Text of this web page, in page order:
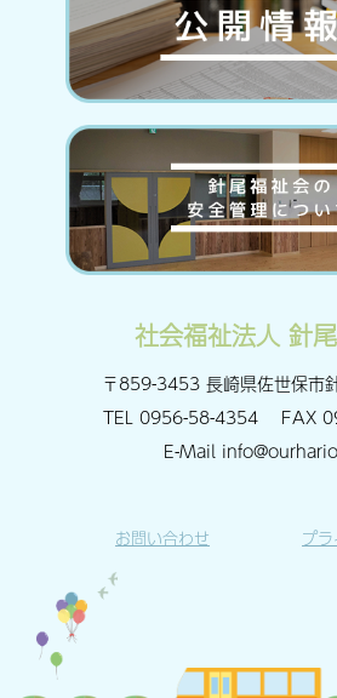
社会福祉法人 針
〒859-3453 長崎県佐世保市
TEL 0956-58-4354FAX
E-Mail
お問い合わせ プ